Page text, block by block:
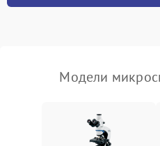
Модели